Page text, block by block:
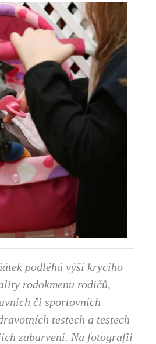
podléhá výši krycího
rodokmenu rodičů,
či sportovních
testech a testech
zabarvení. Na fotografii